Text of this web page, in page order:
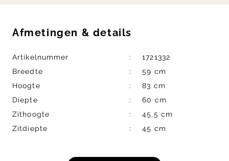
Afmetingen & details
Artikelnummer
1721332
Breedte
59 cm
Hoogte
83 cm
Diepte
60 cm
Zithoogte
45,5 cm
Zitdiepte
45 cm